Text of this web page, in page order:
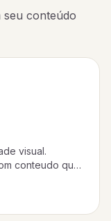
conteúdo
visual.
conteudo que